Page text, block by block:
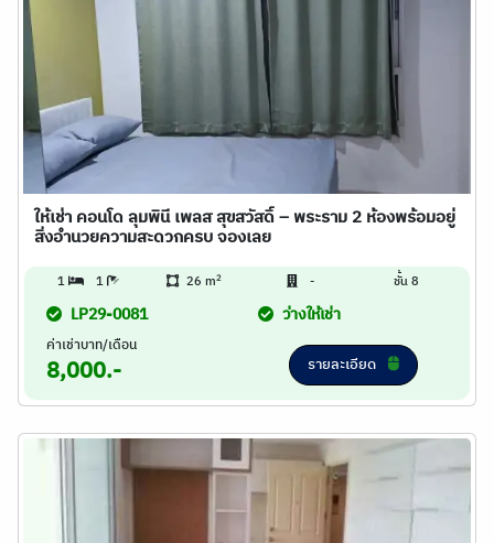
ให้เช่า คอนโด ลุมพินี เพลส สุขสวัสดิ์ – พระราม 2 ห้องพร้อมอยู่
สิ่งอำนวยความสะดวกครบ จองเลย
1 1 26 m2 - ชั้น 8
LP29-0081 ว่างให้เช่า
ค่าเช่าบาท/เดือน
8,000.- รายละเอียด